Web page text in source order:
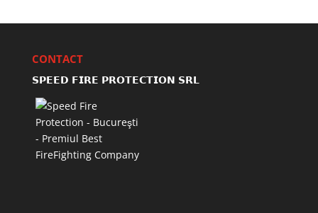
CONTACT
𝗦𝗣𝗘𝗘𝗗 𝗙𝗜𝗥𝗘 𝗣𝗥𝗢𝗧𝗘𝗖𝗧𝗜𝗢𝗡 𝗦𝗥𝗟